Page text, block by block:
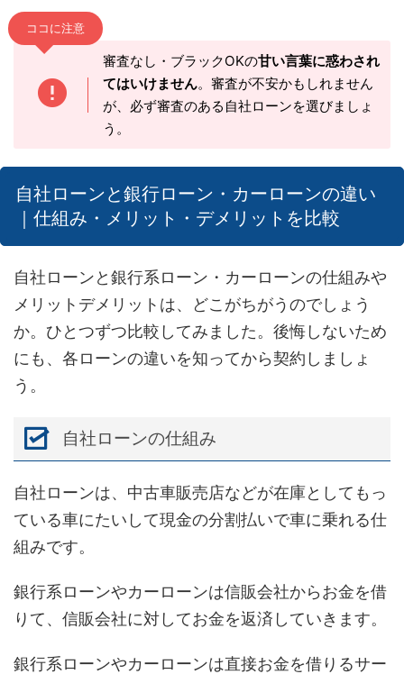
ココに注意
審査なし・ブラックOKの甘い言葉に惑わされ
てはいけません。審査が不安かもしれません
が、必ず審査のある自社ローンを選びましょ
う。
自社ローンと銀行ローン・カーローンの違い
｜仕組み・メリット・デメリットを比較
自社ローンと銀行系ローン・カーローンの仕組みや
メリットデメリットは、どこがちがうのでしょう
か。ひとつずつ比較してみました。後悔しないため
にも、各ローンの違いを知ってから契約しましょ
う。
自社ローンの仕組み
自社ローンは、中古車販売店などが在庫としてもっ
ている車にたいして現金の分割払いで車に乗れる仕
組みです。
銀行系ローンやカーローンは信販会社からお金を借
りて、信販会社に対してお金を返済していきます。
銀行系ローンやカーローンは直接お金を借りるサー